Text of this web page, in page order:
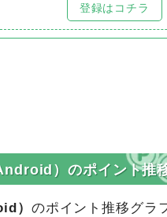
登録はコチラ
）のポイント推
） のポイント推移グラ